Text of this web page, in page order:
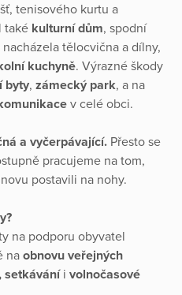
tenisového kurtu a
také kulturní dům, spodní
nacházela tělocvična a dílny,
kuchyně. Výrazné škody
byty, zámecký park, a na
v celé obci.
a vyčerpávající. Přesto se
pracujeme na tom,
postavili na nohy.
na podporu obyvatel
na obnovu veřejných
setkáváníi volnočasové